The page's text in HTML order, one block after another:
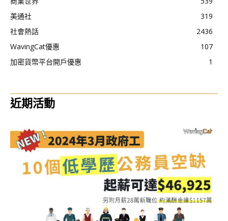
美通社
319
社會熱話
2436
WavingCat優惠
107
加密貨幣平台開戶優惠
1
近期活動